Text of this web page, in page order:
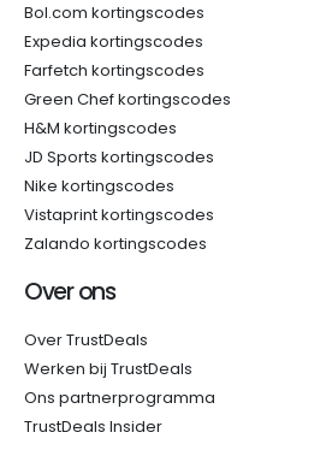
Bol.com kortingscodes
Expedia kortingscodes
Farfetch kortingscodes
Green Chef kortingscodes
H&M kortingscodes
JD Sports kortingscodes
Nike kortingscodes
Vistaprint kortingscodes
Zalando kortingscodes
Over ons
Over TrustDeals
Werken bij TrustDeals
Ons partnerprogramma
TrustDeals Insider